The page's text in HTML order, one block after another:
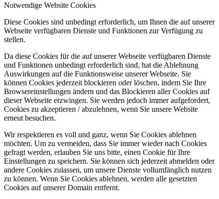
Notwendige Website Cookies
Diese Cookies sind unbedingt erforderlich, um Ihnen die auf unserer
Webseite verfügbaren Dienste und Funktionen zur Verfügung zu
stellen.
Da diese Cookies für die auf unserer Webseite verfügbaren Dienste
und Funktionen unbedingt erforderlich sind, hat die Ablehnung
Auswirkungen auf die Funktionsweise unserer Webseite. Sie
können Cookies jederzeit blockieren oder löschen, indem Sie Ihre
Browsereinstellungen ändern und das Blockieren aller Cookies auf
dieser Webseite erzwingen. Sie werden jedoch immer aufgefordert,
Cookies zu akzeptieren / abzulehnen, wenn Sie unsere Website
erneut besuchen.
Wir respektieren es voll und ganz, wenn Sie Cookies ablehnen
möchten. Um zu vermeiden, dass Sie immer wieder nach Cookies
gefragt werden, erlauben Sie uns bitte, einen Cookie für Ihre
Einstellungen zu speichern. Sie können sich jederzeit abmelden oder
andere Cookies zulassen, um unsere Dienste vollumfänglich nutzen
zu können. Wenn Sie Cookies ablehnen, werden alle gesetzten
Cookies auf unserer Domain entfernt.